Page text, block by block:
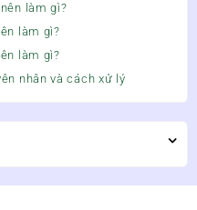
làm gì?
làm gì?
làm gì?
nhân và cách xử lý